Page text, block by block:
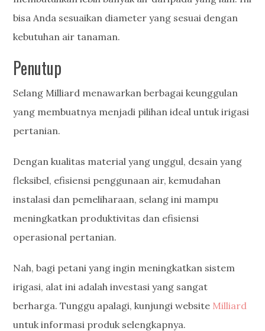
bisa Anda sesuaikan diameter yang sesuai dengan
kebutuhan air tanaman.
Penutup
Selang Milliard menawarkan berbagai keunggulan
yang membuatnya menjadi pilihan ideal untuk irigasi
pertanian.
Dengan kualitas material yang unggul, desain yang
fleksibel, efisiensi penggunaan air, kemudahan
instalasi dan pemeliharaan, selang ini mampu
meningkatkan produktivitas dan efisiensi
operasional pertanian.
Nah, bagi petani yang ingin meningkatkan sistem
irigasi, alat ini adalah investasi yang sangat
berharga. Tunggu apalagi, kunjungi website Milliard
untuk informasi produk selengkapnya.